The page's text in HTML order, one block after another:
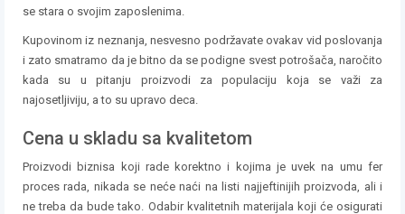
se stara o svojim zaposlenima.
Kupovinom iz neznanja, nesvesno podržavate ovakav vid poslovanja
i zato smatramo da je bitno da se podigne svest potrošača, naročito
kada su u pitanju proizvodi za populaciju koja se važi za
najosetljiviju, a to su upravo deca.
Cena u skladu sa kvalitetom
Proizvodi biznisa koji rade korektno i kojima je uvek na umu fer
proces rada, nikada se neće naći na listi najjeftinijih proizvoda, ali i
ne treba da bude tako. Odabir kvalitetnih materijala koji će osigurati